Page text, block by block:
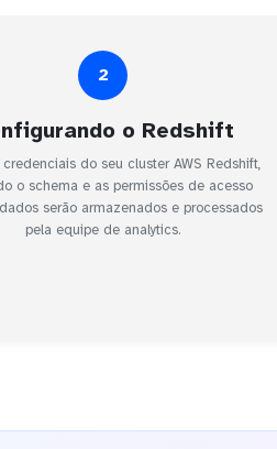
2
o Redshift
do seu cluster AWS Redshift,
o schema e as permissões de acesso
serão armazenados e processados
pela equipe de analytics.